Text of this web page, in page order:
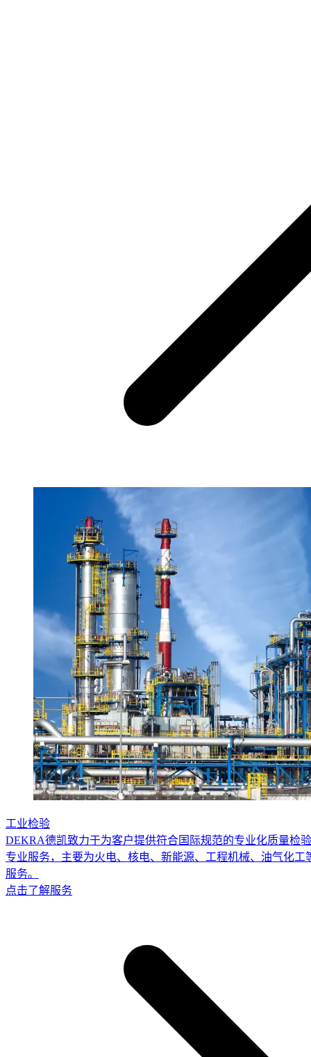
工业检验
DEKRA德凯致力于为客户提供符合国际规范的专业化质量检
专业服务，主要为火电、核电、新能源、工程机械、油气化
服务。
点击了解服务